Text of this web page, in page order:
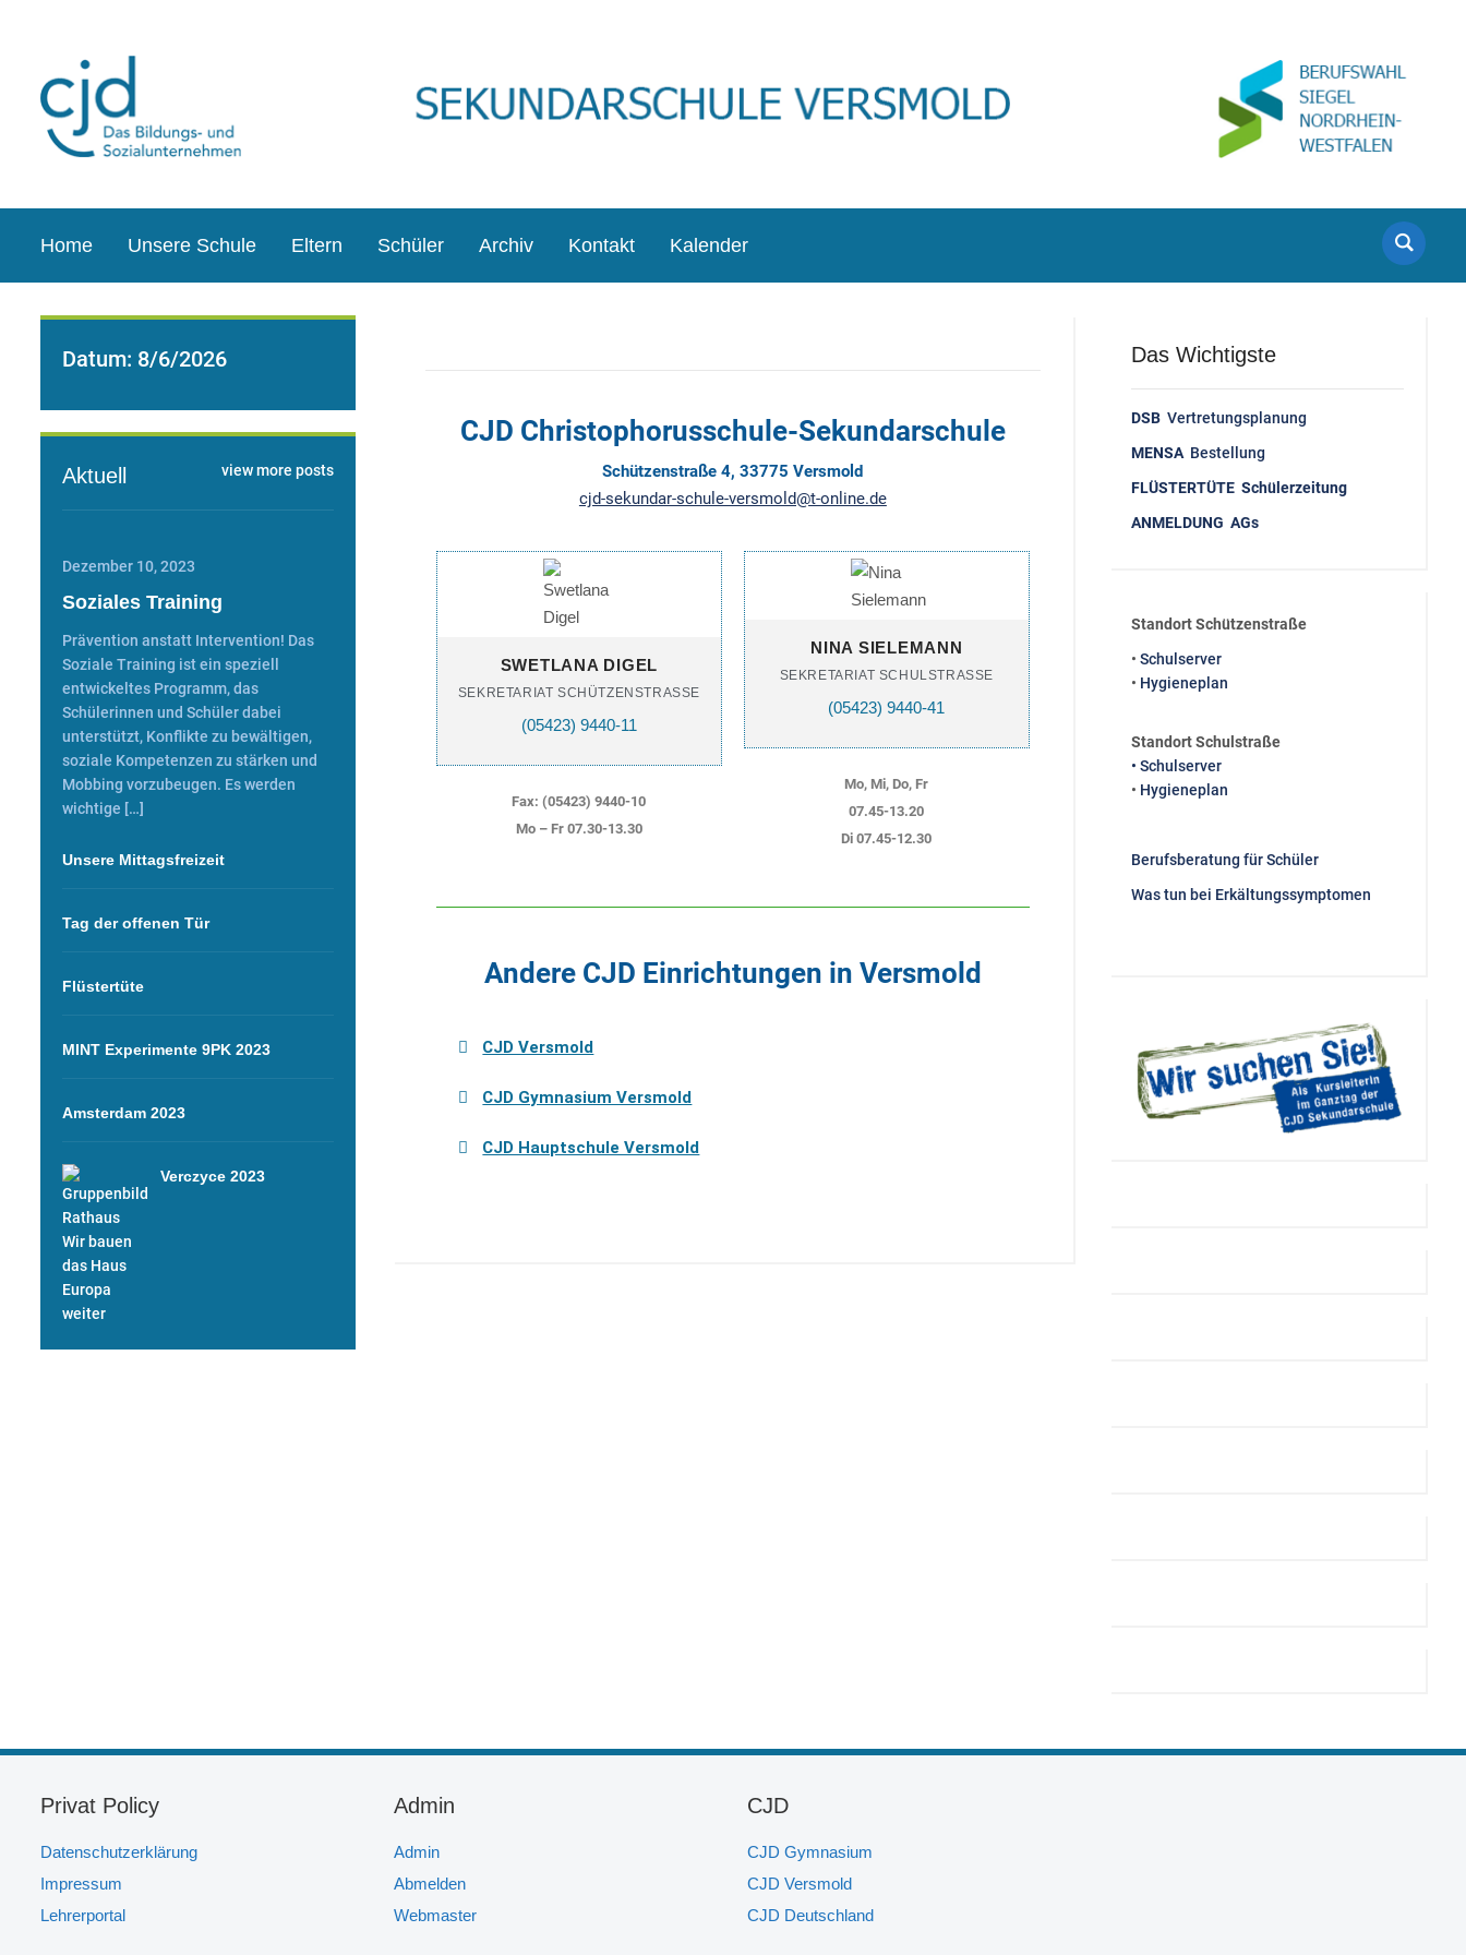
Home Unsere Schule Eltern Schüler Archiv Kontakt Kalender
Datum: 8/6/2026
view more posts
Aktuell
Dezember 10, 2023
Soziales Training
Prävention anstatt Intervention! Das
Soziale Training ist ein speziell
entwickeltes Programm, das
Schülerinnen und Schüler dabei
unterstützt, Konflikte zu bewältigen,
soziale Kompetenzen zu stärken und
Mobbing vorzubeugen. Es werden
wichtige […]
Unsere Mittagsfreizeit
Tag der offenen Tür
Flüstertüte
MINT Experimente 9PK 2023
Amsterdam 2023
Verczyce 2023
CJD Christophorusschule-Sekundarschule
Schützenstraße 4, 33775 Versmold
cjd-sekundar-schule-versmold@t-online.de
SWETLANA DIGEL
SEKRETARIAT SCHÜTZENSTRASSE
(05423) 9440-11
Fax: (05423) 9440-10
Mo – Fr 07.30-13.30
NINA SIELEMANN
SEKRETARIAT SCHULSTRASSE
(05423) 9440-41
Mo, Mi, Do, Fr
07.45-13.20
Di 07.45-12.30
Andere CJD Einrichtungen in Versmold
CJD Versmold
CJD Gymnasium Versmold
CJD Hauptschule Versmold
Das Wichtigste
DSBVertretungsplanung
MENSA Bestellung
FLÜSTERTÜTE Schülerzeitung
ANMELDUNG AGs
Standort Schützenstraße
•Schulserver
• Hygieneplan
Standort Schulstraße
• Schulserver
• Hygieneplan
Berufsberatung für Schüler
Was tun bei Erkältungssymptomen
Privat Policy
Datenschutzerklärung
Impressum
Lehrerportal
Admin
Admin
Abmelden
Webmaster
CJD
CJD Gymnasium
CJD Versmold
CJD Deutschland